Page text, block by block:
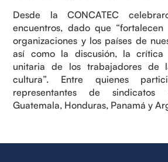
Desde la CONCATEC
encuentros, dado que
organizaciones y los países de
así como la discusión, la crítica
unitaria de los trabajadores de
cultura”. Entre quienes
representantes de
Guatemala, Honduras, Panamá y